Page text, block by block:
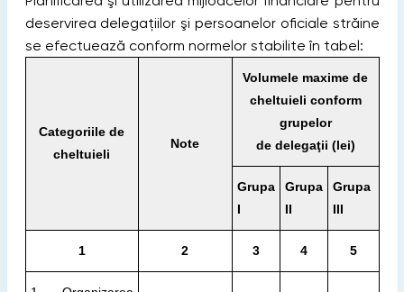
deservirea delegaţiilor şi persoanelor oficiale străine
se efectuează conform normelor stabilite în tabel:
Categoriile de
cheltuieli
Note
Volumele maxime de
cheltuieli conform
grupelor
de delegaţii (lei)
Grupa
I
Grupa
II
Grupa
III
1 2 3 4 5